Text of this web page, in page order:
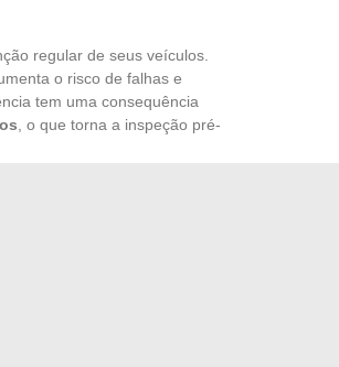
regular de seus veículos.
o risco de falhas e
tem uma consequência
, o que torna a inspeção pré-